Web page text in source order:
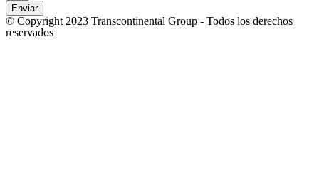
Enviar
© Copyright 2023 Transcontinental Group - Todos los derechos
reservados